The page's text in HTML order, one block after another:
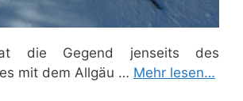
die Gegend jenseits des
mit dem Allgäu … Mehr lesen…